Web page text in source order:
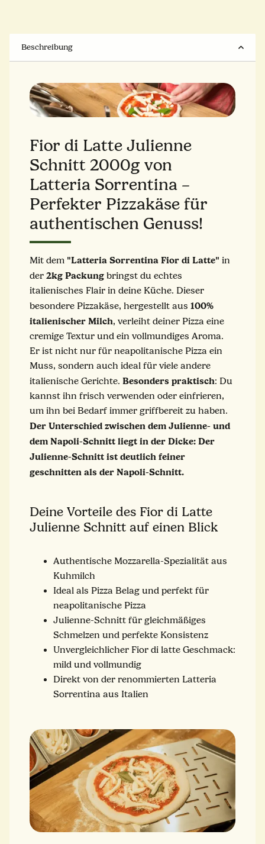
Beschreibung
Fior di Latte Julienne
Schnitt 2000g von
Latteria Sorrentina –
Perfekter Pizzakäse für
authentischen Genuss!
Mit dem "Latteria Sorrentina Fior di Latte" in
der 2kg Packung bringst du echtes
italienisches Flair in deine Küche. Dieser
besondere Pizzakäse, hergestellt aus 100%
italienischer Milch, verleiht deiner Pizza eine
cremige Textur und ein vollmundiges Aroma.
Er ist nicht nur für neapolitanische Pizza ein
Muss, sondern auch ideal für viele andere
italienische Gerichte. Besonders praktisch: Du
kannst ihn frisch verwenden oder einfrieren,
um ihn bei Bedarf immer griffbereit zu haben.
Der Unterschied zwischen dem Julienne- und
dem Napoli-Schnitt liegt in der Dicke: Der
Julienne-Schnitt ist deutlich feiner
geschnitten als der Napoli-Schnitt.
Deine Vorteile des Fior di Latte
Julienne Schnitt auf einen Blick
Authentische Mozzarella-Spezialität aus
Kuhmilch
Ideal als Pizza Belag und perfekt für
neapolitanische Pizza
Julienne-Schnitt für gleichmäßiges
Schmelzen und perfekte Konsistenz
Unvergleichlicher Fior di latte Geschmack:
mild und vollmundig
Direkt von der renommierten Latteria
Sorrentina aus Italien